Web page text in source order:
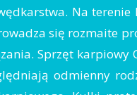
Na
się rozmaite
Sprzęt
odmienny